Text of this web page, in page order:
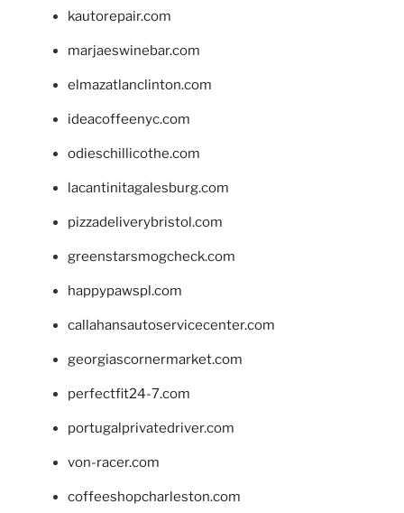
kautorepair.com
marjaeswinebar.com
elmazatlanclinton.com
ideacoffeenyc.com
odieschillicothe.com
lacantinitagalesburg.com
pizzadeliverybristol.com
greenstarsmogcheck.com
happypawspl.com
callahansautoservicecenter.com
georgiascornermarket.com
perfectfit24-7.com
portugalprivatedriver.com
von-racer.com
coffeeshopcharleston.com